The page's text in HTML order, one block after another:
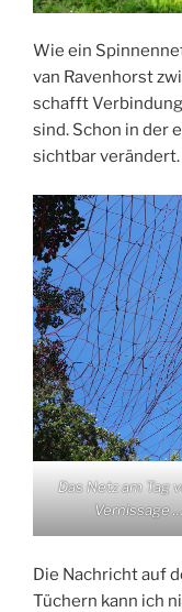
Wie ein
van Ravenhorst
schafft
sind. Schon in der
sichtbar verändert.
Das Netz am Tag
Vernissage …
Die Nachricht auf
Tüchern kann ich